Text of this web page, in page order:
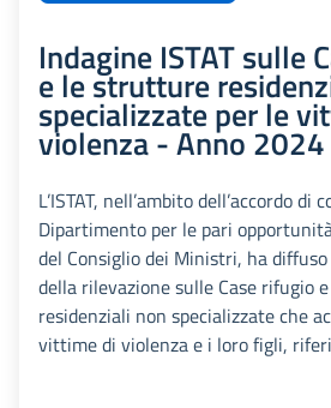
Indagine ISTAT sulle
e le strutture
specializzate per le
violenza - Anno 2024
L’ISTAT, nell’ambito dell’accordo di
Dipartimento per le pari
del Consiglio dei Ministri, ha
della rilevazione sulle Case rifugio
residenziali non specializzate che
vittime di violenza e i loro figli,